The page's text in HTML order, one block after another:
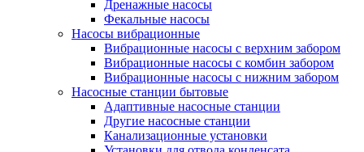
Дренажные насосы
Фекальные насосы
Насосы вибрационные
Вибрационные насосы с верхним забором
Вибрационные насосы с комбин забором
Вибрационные насосы с нижним забором
Насосные станции бытовые
Адаптивные насосные станции
Другие насосные станции
Канализационные установки